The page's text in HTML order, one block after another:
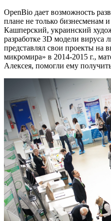
OpenBio дает возможность
плане не только бизнесменам
Кашперский, украинский
разработке 3D модели
представлял свои проекты на
микромира» в 2014-2015 г.,
Алексея, помогли ему